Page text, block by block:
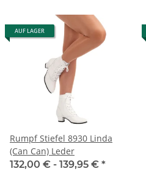
AUF LAGER
Rumpf Stiefel 8930 Linda
(Can Can) Leder
132,00 € - 139,95 € *